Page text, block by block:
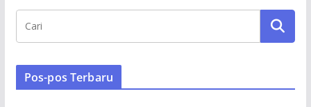
Pos-pos Terbaru